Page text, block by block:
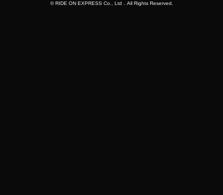
© RIDE ON EXPRESS Co., Ltd．All Rights Reserved.